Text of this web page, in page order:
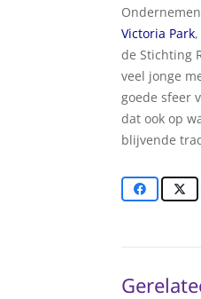
Victoria Park,
de Stichting
veel jonge
goede sfeer
dat ook op
blijvende